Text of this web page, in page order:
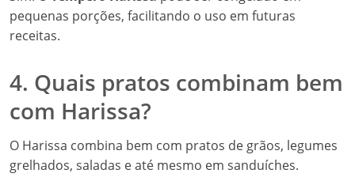
pequenas porções, facilitando o uso em futuras
receitas.
4. Quais pratos combinam bem
com Harissa?
O Harissa combina bem com pratos de grãos, legumes
grelhados, saladas e até mesmo em sanduíches.